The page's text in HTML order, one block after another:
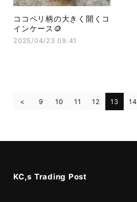
ココペリ柄の大きく開くコ
インケース🪙
2025/04/23 09:41
9 10 11 12 13 14
KC,s Trading Post